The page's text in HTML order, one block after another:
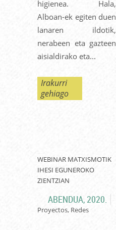
higienea. Hala,
Alboan-ek egiten duen
lanaren ildotik,
nerabeen eta gazteen
aisialdirako eta...
Irakurri
gehiago
WEBINAR MATXISMOTIK
IHESI EGUNEROKO
ZIENTZIAN
ABENDUA, 2020.
Proyectos, Redes